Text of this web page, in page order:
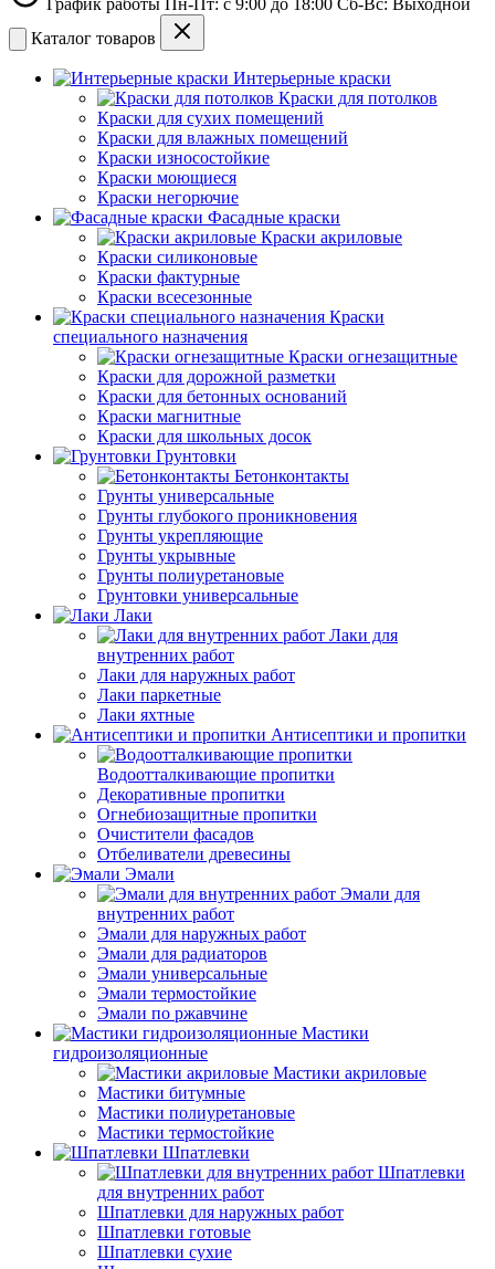
График работы Пн-Пт: с 9:00 до 18:00 Сб-Вс: Выходной
Каталог товаров
Интерьерные краски
Краски для потолков
Краски для сухих помещений
Краски для влажных помещений
Краски износостойкие
Краски моющиеся
Краски негорючие
Фасадные краски
Краски акриловые
Краски силиконовые
Краски фактурные
Краски всесезонные
Краски
специального назначения
Краски огнезащитные
Краски для дорожной разметки
Краски для бетонных оснований
Краски магнитные
Краски для школьных досок
Грунтовки
Бетонконтакты
Грунты универсальные
Грунты глубокого проникновения
Грунты укрепляющие
Грунты укрывные
Грунты полиуретановые
Грунтовки универсальные
Лаки
Лаки для
внутренних работ
Лаки для наружных работ
Лаки паркетные
Лаки яхтные
Антисептики и пропитки
Водоотталкивающие пропитки
Декоративные пропитки
Огнебиозащитные пропитки
Очистители фасадов
Отбеливатели древесины
Эмали
Эмали для
внутренних работ
Эмали для наружных работ
Эмали для радиаторов
Эмали универсальные
Эмали термостойкие
Эмали по ржавчине
Мастики
гидроизоляционные
Мастики акриловые
Мастики битумные
Мастики полиуретановые
Мастики термостойкие
Шпатлевки
Шпатлевки
для внутренних работ
Шпатлевки для наружных работ
Шпатлевки готовые
Шпатлевки сухие